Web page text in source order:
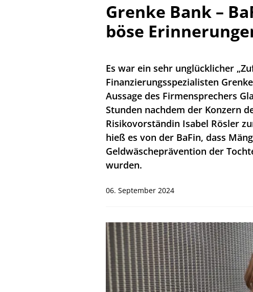
Grenke Bank –
böse
Es war ein sehr unglücklicher
Finanzierungsspezialisten
Aussage des Firmensprechers
Stunden nachdem der Konzern
Risikovorständin Isabel Rösler
hieß es von der BaFin, dass
Geldwäscheprävention der
wurden.
06. September 2024